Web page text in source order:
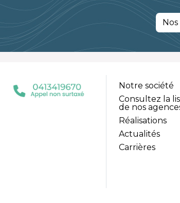
Notre société
Consultez la
de nos
Réalisations
Actualités
Carrières